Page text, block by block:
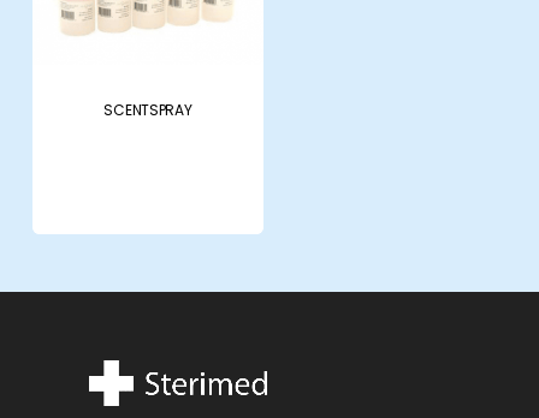
SCENTSPRAY
Nieuws en belangrijke updates